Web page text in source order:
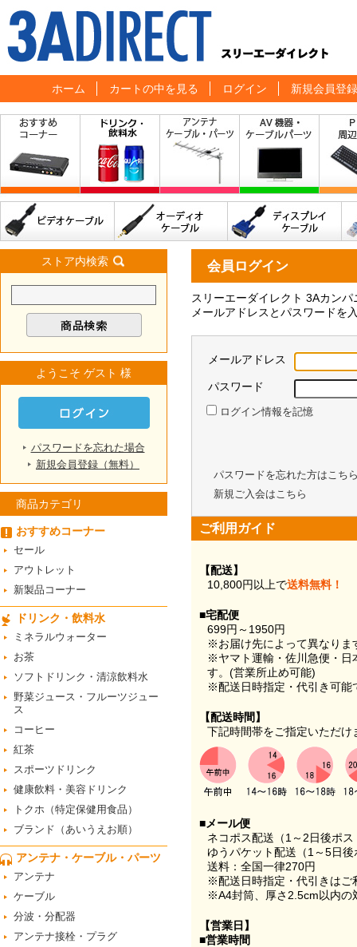
ホーム カートの中を見る ログイン 新規会員登録
会員ログイン
スリーエーダイレクト 3Aカン
メールアドレスとパスワードを
メールアドレス
パスワード
ログイン情報を記憶
パスワードを忘れた方はこち
新規ご入会はこちら
ご利用ガイド
【配送】
10,800円以上で送料無料！
■宅配便
699円～1950円
※お届け先によって異なりま
※ヤマト運輸・佐川急便・日
す。(営業所止め可能)
※配送日時指定・代引き可能
【配送時間】
下記時間帯をご指定いただけ
■メール便
ネコポス配送（1～2日後ポ
ゆうパケット配送（1～5日
送料：全国一律270円
※配送日時指定・代引きはご
※A4封筒、厚さ2.5cm以内の
【営業日】
■営業時間
ストア内検索
ようこそ ゲスト 様
パスワードを忘れた場合
新規会員登録（無料）
商品カテゴリ
おすすめコーナー
セール
アウトレット
新製品コーナー
ドリンク・飲料水
ミネラルウォーター
お茶
ソフトドリンク・清涼飲料水
野菜ジュース・フルーツジュー
ス
コーヒー
紅茶
スポーツドリンク
健康飲料・美容ドリンク
トクホ（特定保健用食品）
ブランド（あいうえお順）
アンテナ・ケーブル・パーツ
アンテナ
ケーブル
分波・分配器
アンテナ接栓・プラグ